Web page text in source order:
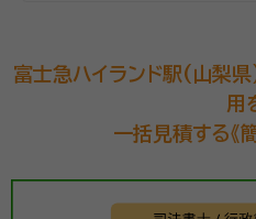
富士急ハイランド駅(山梨
用
一括見積する《